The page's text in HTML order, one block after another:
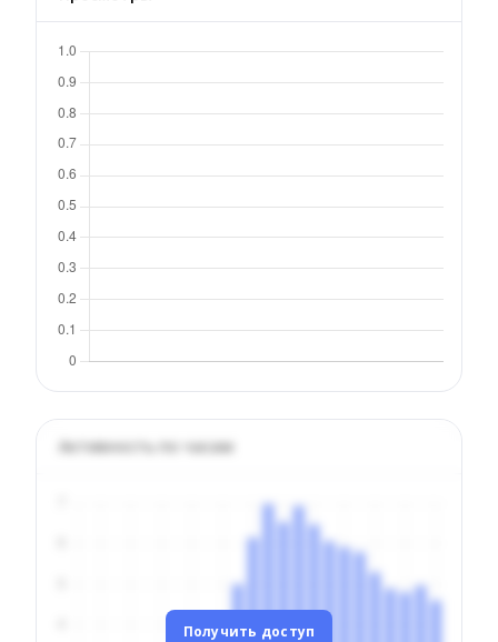
Активность по часам
Получить доступ